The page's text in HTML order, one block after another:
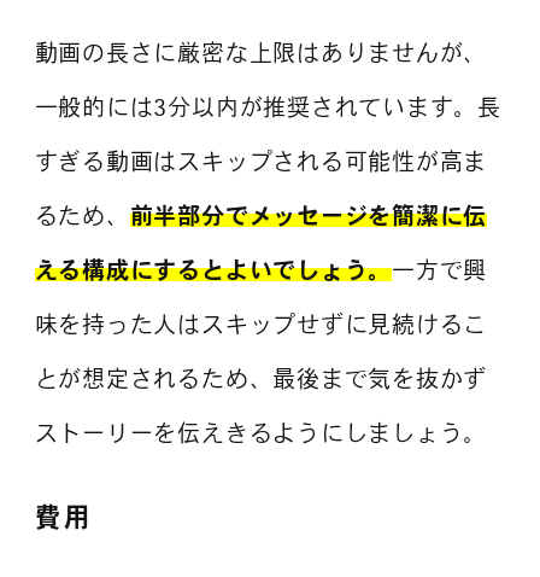
動画の長さに厳密な上限はありませんが、
一般的には3分以内が推奨されています。長
すぎる動画はスキップされる可能性が高ま
るため、 前半部分でメッセージを簡潔に伝
える構成にするとよいでしょう。一方で興
味を持った人はスキップせずに見続けるこ
とが想定されるため、最後まで気を抜かず
ストーリーを伝えきるようにしましょう。
費用